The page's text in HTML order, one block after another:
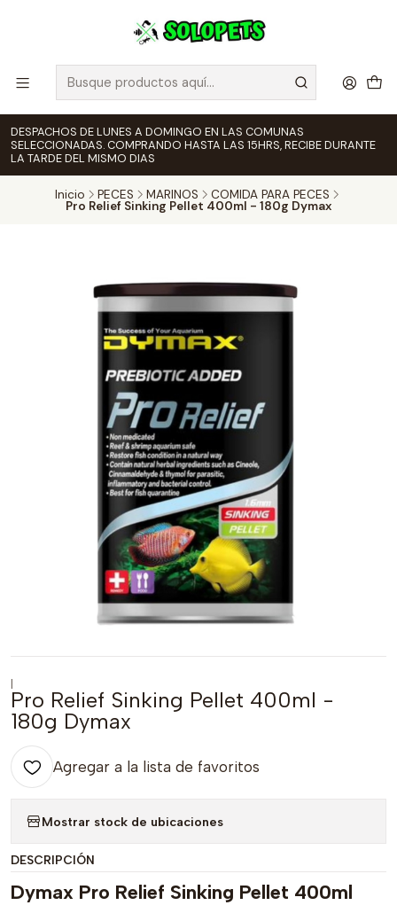
DESPACHOS DE LUNES A DOMINGO EN LAS COMUNAS
SELECCIONADAS. COMPRANDO HASTA LAS 15HRS, RECIBE DURANTE
LA TARDE DEL MISMO DIAS
Inicio PECES MARINOS COMIDA PARA PECES
Pro Relief Sinking Pellet 400ml - 180g Dymax
|
Pro Relief Sinking Pellet 400ml -
180g Dymax
Agregar a la lista de favoritos
Mostrar stock de ubicaciones
DESCRIPCIÓN
Dymax Pro Relief Sinking Pellet 400ml